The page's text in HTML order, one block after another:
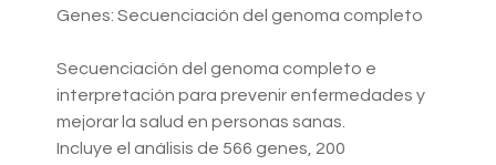
Genes: Secuenciación del genoma completo
Secuenciación del genoma completo e
interpretación para prevenir enfermedades y
mejorar la salud en personas sanas.
Incluye el análisis de 566 genes, 200